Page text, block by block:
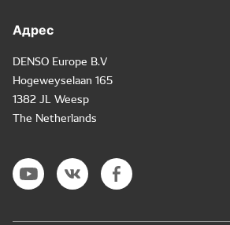
Адрес
DENSO Europe B.V
Hogeweyselaan 165
1382 JL Weesp
The Netherlands